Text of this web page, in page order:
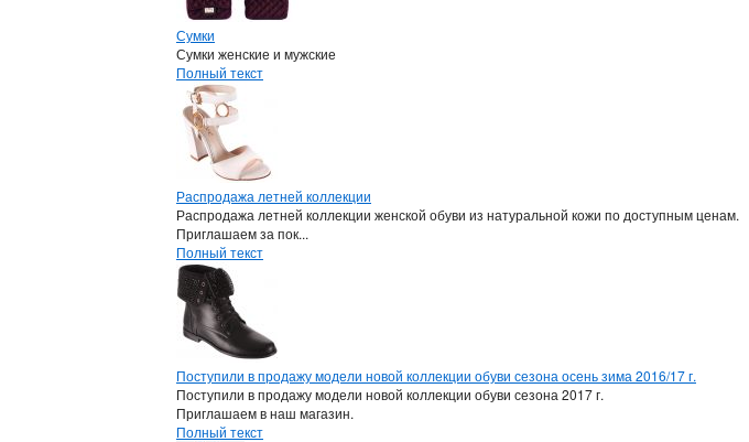
Сумки
Сумки женские и мужские
Полный текст
Распродажа летней коллекции
Распродажа летней коллекции женской обуви из натуральной кожи по доступным ценам.
Приглашаем за пок...
Полный текст
Поступили в продажу модели новой коллекции обуви сезона осень зима 2016/17 г.
Поступили в продажу модели новой коллекции обуви сезона 2017 г.
Приглашаем в наш магазин.
Полный текст